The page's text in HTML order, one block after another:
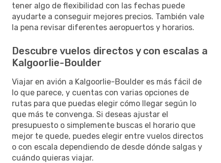
tener algo de flexibilidad con las fechas puede
ayudarte a conseguir mejores precios. También vale
la pena revisar diferentes aeropuertos y horarios.
Descubre vuelos directos y con escalas a
Kalgoorlie-Boulder
Viajar en avión a Kalgoorlie-Boulder es más fácil de
lo que parece, y cuentas con varias opciones de
rutas para que puedas elegir cómo llegar según lo
que más te convenga. Si deseas ajustar el
presupuesto o simplemente buscas el horario que
mejor te quede, puedes elegir entre vuelos directos
o con escala dependiendo de desde dónde salgas y
cuándo quieras viajar.